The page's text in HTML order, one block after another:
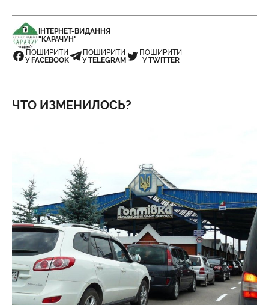
ІНТЕРНЕТ-ВИДАННЯ
"КАРАЧУН"
ПОШИРИТИ
У FACEBOOK
ПОШИРИТИ
УTELEGRAM
ПОШИРИТИ
УTWITTER
ЧТО ИЗМЕНИЛОСЬ?